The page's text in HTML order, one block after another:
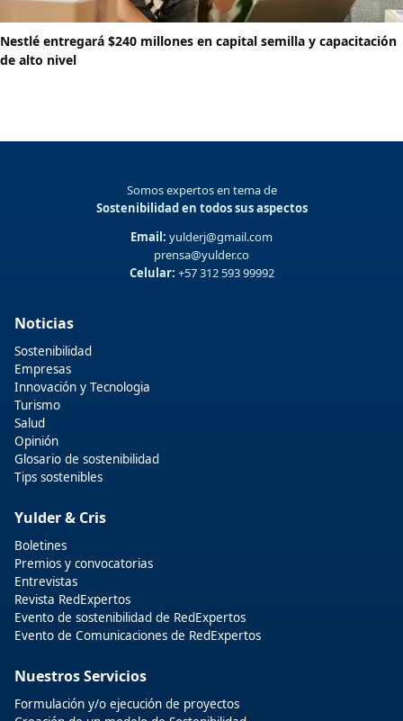
Nestlé entregará $240 millones en capital semilla y capacitación
de alto nivel
Somos expertos en tema de
Sostenibilidad en todos sus aspectos
Email: yulderj@gmail.com
prensa@yulder.co
Celular: +57 312 593 99992
Noticias
Sostenibilidad
Empresas
Innovación y Tecnologia
Turismo
Salud
Opinión
Glosario de sostenibilidad
Tips sostenibles
Yulder & Cris
Boletines
Premios y convocatorias
Entrevistas
Revista RedExpertos
Evento de sostenibilidad de RedExpertos
Evento de Comunicaciones de RedExpertos
Nuestros Servicios
Formulación y/o ejecución de proyectos